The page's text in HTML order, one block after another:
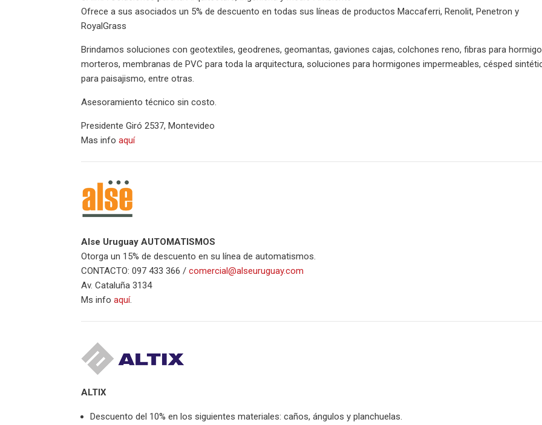
Ofrece a sus asociados un 5% de descuento en todas sus líneas de productos Maccaferri, Renolit, Penetron y
RoyalGrass
Brindamos soluciones con geotextiles, geodrenes, geomantas, gaviones cajas, colchones reno, fibras para
morteros, membranas de PVC para toda la arquitectura, soluciones para hormigones impermeables, césped
para paisajismo, entre otras.
Asesoramiento técnico sin costo.
Presidente Giró 2537, Montevideo
Mas infoaquí
Alse Uruguay AUTOMATISMOS
Otorga un 15% de descuento en su línea de automatismos.
CONTACTO: 097 433 366 /comercial@alseuruguay.com
Av. Cataluña 3134
Ms infoaquí.
ALTIX
Descuento del 10% en los siguientes materiales: caños, ángulos y planchuelas.